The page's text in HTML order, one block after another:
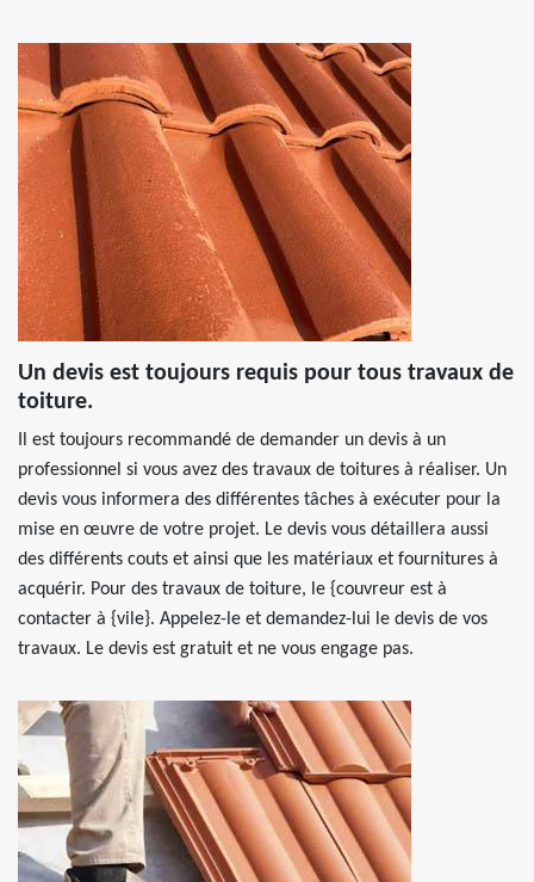
Un devis est toujours requis pour tous travaux de
toiture.
Il est toujours recommandé de demander un devis à un
professionnel si vous avez des travaux de toitures à réaliser. Un
devis vous informera des différentes tâches à exécuter pour la
mise en œuvre de votre projet. Le devis vous détaillera aussi
des différents couts et ainsi que les matériaux et fournitures à
acquérir. Pour des travaux de toiture, le {couvreur est à
contacter à {vile}. Appelez-le et demandez-lui le devis de vos
travaux. Le devis est gratuit et ne vous engage pas.